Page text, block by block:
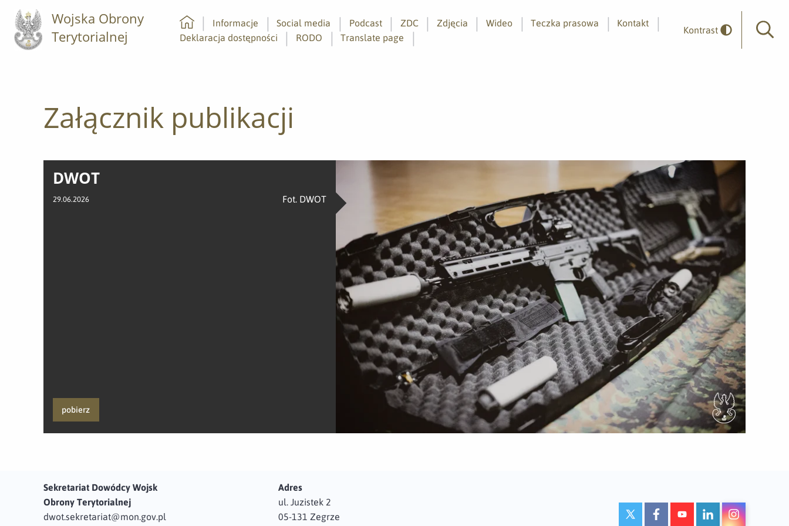
Wojska Obrony
Terytorialnej
Strona główna
Informacje Social media Podcast ZDC Zdjęcia Wideo Teczka prasowa
Kontakt
Deklaracja dostępności
RODO Translate page
Kontrast
Załącznik publikacji
DWOT
29.06.2026 Fot. DWOT
pobierz
Sekretariat Dowódcy Wojsk
Obrony Terytorialnej
dwot.sekretariat@mon.gov.pl
Adres
ul. Juzistek 2
05-131 Zegrze